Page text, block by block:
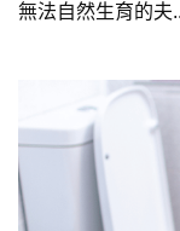
無法自然生育的夫